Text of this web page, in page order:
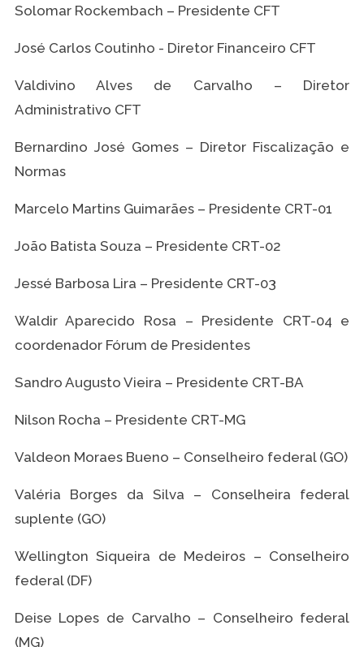
Solomar Rockembach – Presidente CFT
José Carlos Coutinho - Diretor Financeiro CFT
Valdivino Alves de Carvalho – Diretor
Administrativo CFT
Bernardino José Gomes – Diretor Fiscalização e
Normas
Marcelo Martins Guimarães – Presidente CRT-01
João Batista Souza – Presidente CRT-02
Jessé Barbosa Lira – Presidente CRT-03
Waldir Aparecido Rosa – Presidente CRT-04 e
coordenador Fórum de Presidentes
Sandro Augusto Vieira – Presidente CRT-BA
Nilson Rocha – Presidente CRT-MG
Valdeon Moraes Bueno – Conselheiro federal (GO)
Valéria Borges da Silva – Conselheira federal
suplente (GO)
Wellington Siqueira de Medeiros – Conselheiro
federal (DF)
Deise Lopes de Carvalho – Conselheiro federal
(MG)